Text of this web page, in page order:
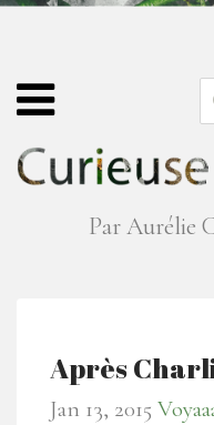
Par Aurélie
Après
Jan 13, 2015